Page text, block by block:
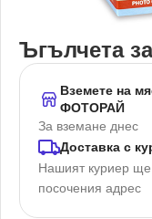
Ъгълчета
Вземете на
ФОТОРАЙ
За вземане днес
Доставка с
Нашият куриер ще
посочения адрес